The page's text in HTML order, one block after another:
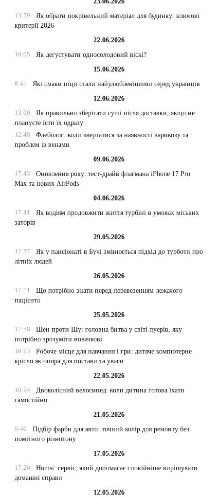
13:59
Як обрати покрівельний матеріал для будинку: ключові
критерії 2026
22.06.2026
10:05
Як дегустувати односолодовий віскі?
15.06.2026
8:41
Які смаки піци стали найулюбленішими серед українців
12.06.2026
13:00
Як правильно зберігати суші після доставки, якщо не
плануєте їсти їх одразу
12:48
Флеболог: коли звертатися за наявності варикозу та
проблем із венами
09.06.2026
17:43
Оновлення року: тест-драйв флагмана iPhone 17 Pro
Max та нових AirPods
04.06.2026
17:41
Як водіям продовжити життя турбіні в умовах міських
заторів
29.05.2026
12:57
Як у пансіонаті в Бучі змінюється підхід до турботи про
літніх людей
26.05.2026
17:11
Що потрібно знати перед перевезенням лежачого
пацієнта
25.05.2026
17:58
Шен проти Шу: головна битва у світі пуерів, яку
потрібно зрозуміти новачкові
16:53
Робоче місце для навчання і гри: дитяче компютерне
крісло як опора для постави та уваги
22.05.2026
10:54
Двоколісний велосипед: коли дитина готова їхати
самостійно
21.05.2026
9:40
Підбір фарби для авто: точний колір для ремонту без
помітного різнотону
17.05.2026
17:20
Homsi: сервіс, який допомагає спокійніше вирішувати
домашні справи
12.05.2026